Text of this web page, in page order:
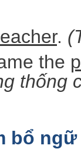
.
the
thống
bổ